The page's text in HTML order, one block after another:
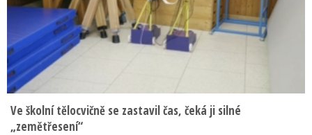
Ve školní tělocvičně se zastavil čas, čeká ji silné
„zemětřesení“